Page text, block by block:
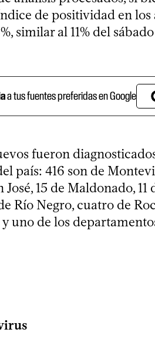
de positividad en
similar al 11% del
a tus fuentes preferidas en Google
fueron
país: 416 son de
José, 15 de Maldonado,
Río Negro, cuatro de
uno de los